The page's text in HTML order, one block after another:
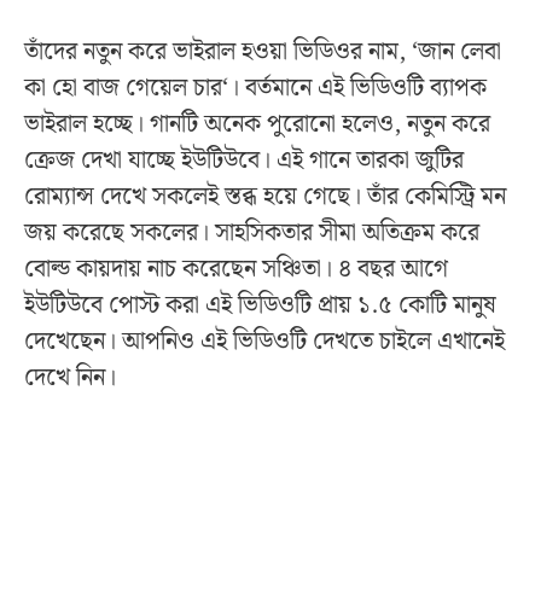
তাঁদের নতুন করে ভাইরাল হওয়া ভিডিওর নাম, ‘জান লেবা
কা হো বাজ গেয়েল চার‘। বর্তমানে এই ভিডিওটি ব্যাপক
ভাইরাল হচ্ছে। গানটি অনেক পুরোনো হলেও, নতুন করে
ক্রেজ দেখা যাচ্ছে ইউটিউবে। এই গানে তারকা জুটির
রোম্যান্স দেখে সকলেই স্তব্ধ হয়ে গেছে। তাঁর কেমিস্ট্রি মন
জয় করেছে সকলের। সাহসিকতার সীমা অতিক্রম করে
বোল্ড কায়দায় নাচ করেছেন সঞ্চিতা। ৪ বছর আগে
ইউটিউবে পোস্ট করা এই ভিডিওটি প্রায় ১.৫ কোটি মানুষ
দেখেছেন। আপনিও এই ভিডিওটি দেখতে চাইলে এখানেই
দেখে নিন।